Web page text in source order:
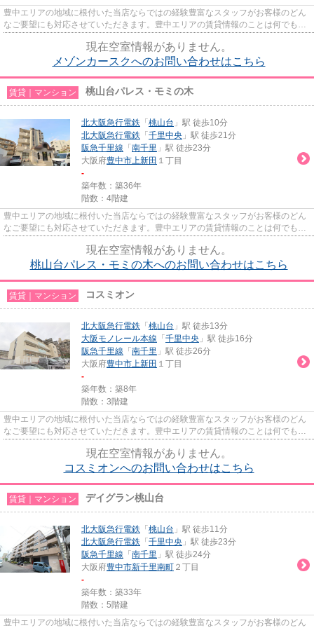
豊中エリアの地域に根付いた当店ならではの経験豊富なスタッフがお客様のどん
なご要望にも対応させていただきます。豊中エリアの賃貸情報のことは何でもお
現在空室情報がありません。
メゾンカースクへのお問い合わせはこちら
賃貸｜マンション 桃山台パレス・モミの木
北大阪急行電鉄 「 桃山台 」駅 徒歩10分
北大阪急行電鉄 「 千里中央 」駅 徒歩21分
阪急千里線 「 南千里 」駅 徒歩23分
大阪府豊中市上新田 １丁目
-
築年数：築36年
階数：4階建
豊中エリアの地域に根付いた当店ならではの経験豊富なスタッフがお客様のどん
なご要望にも対応させていただきます。豊中エリアの賃貸情報のことは何でもお
現在空室情報がありません。
桃山台パレス・モミの木へのお問い合わせはこちら
賃貸｜マンション コスミオン
北大阪急行電鉄 「 桃山台 」駅 徒歩13分
大阪モノレール本線 「 千里中央 」駅 徒歩16分
阪急千里線 「 南千里 」駅 徒歩26分
大阪府豊中市上新田 １丁目
-
築年数：築8年
階数：3階建
豊中エリアの地域に根付いた当店ならではの経験豊富なスタッフがお客様のどん
なご要望にも対応させていただきます。豊中エリアの賃貸情報のことは何でもお
現在空室情報がありません。
コスミオンへのお問い合わせはこちら
賃貸｜マンション デイグラン桃山台
北大阪急行電鉄 「 桃山台 」駅 徒歩11分
北大阪急行電鉄 「 千里中央 」駅 徒歩23分
阪急千里線 「 南千里 」駅 徒歩24分
大阪府豊中市新千里南町 ２丁目
-
築年数：築33年
階数：5階建
豊中エリアの地域に根付いた当店ならではの経験豊富なスタッフがお客様のどん